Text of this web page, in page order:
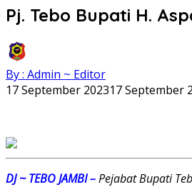
Pj. Tebo Bupati H.
By : Admin ~ Editor
17 September 202317 September
DJ ~ TEBO JAMBI –Pejabat Bupati